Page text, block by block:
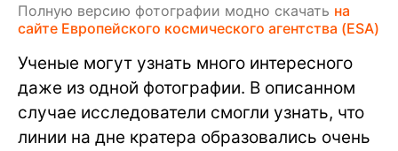
Полную версию фотографии модно скачать на
сайте Европейского космического агентства (ESA)
Ученые могут узнать много интересного
даже из одной фотографии. В описанном
случае исследователи смогли узнать, что
линии на дне кратера образовались очень